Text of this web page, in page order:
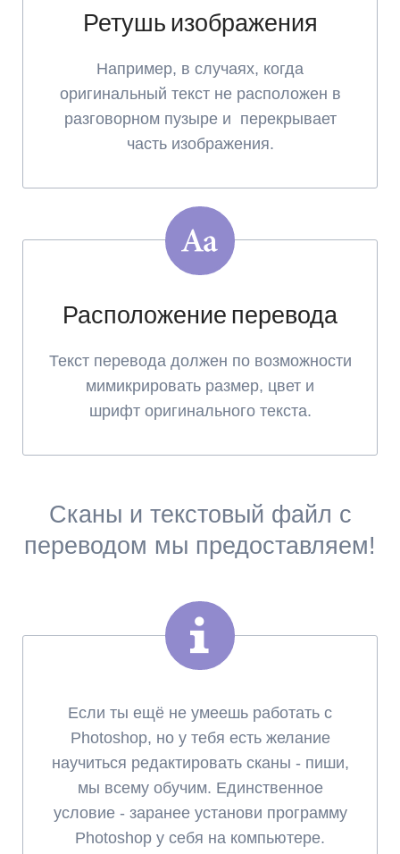
Ретушь изображения
Например, в случаях, когда
оригинальный текст не расположен в
разговорном пузыре и перекрывает
часть изображения.
Расположение перевода
Текст перевода должен по возможности
мимикрировать размер, цвет и
шрифт оригинального текста.
Сканы и текстовый файл с
переводом мы предоставляем!
Если ты ещё не умеешь работать с
Photoshop, но у тебя есть желание
научиться редактировать сканы - пиши,
мы всему обучим. Единственное
условие - заранее установи программу
Photoshop у себя на компьютере.